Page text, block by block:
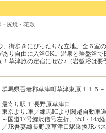
尻焼・花敷
街歩きにぴったりな立地。全６室
あり自由に入浴OK。温泉と岩盤浴で
草津旅の定宿にぜひ♪（岩盤浴は要
群馬県吾妻郡草津町草津東原１１５－
最寄り駅１:長野原草津口
東京より:車／練馬ICより関越自動車
～国道17号鯉沢信号左折、353・145
／JR吾妻線長野原草津口駅乗換JRバ